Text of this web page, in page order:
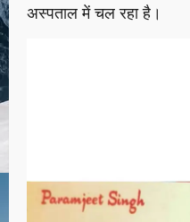
अस्पताल में चल रहा है।